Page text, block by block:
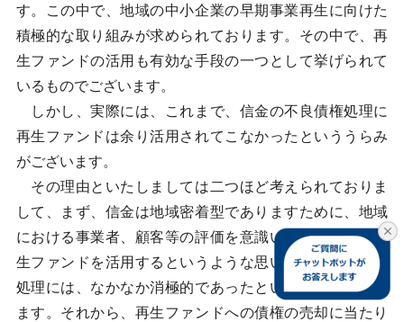
す。この中で、地域の中小企業の早期事業再生に向けた
積極的な取り組みが求められております。その中で、再
生ファンドの活用も有効な手段の一つとして挙げられて
いるものでございます。
しかし、実際には、これまで、信金の不良債権処理に
再生ファンドは余り活用されてこなかったといううらみ
がございます。
その理由といたしましては二つほど考えられておりま
して、まず、信金は地域密着型でありますために、地域
における事業者、顧客等の評価を意識いたしまして、再
生ファンドを活用するというような思い切った不良債権
処理には、なかなか消極的であったということでござい
ます。それから、再生ファンドへの債権の売却に当たり